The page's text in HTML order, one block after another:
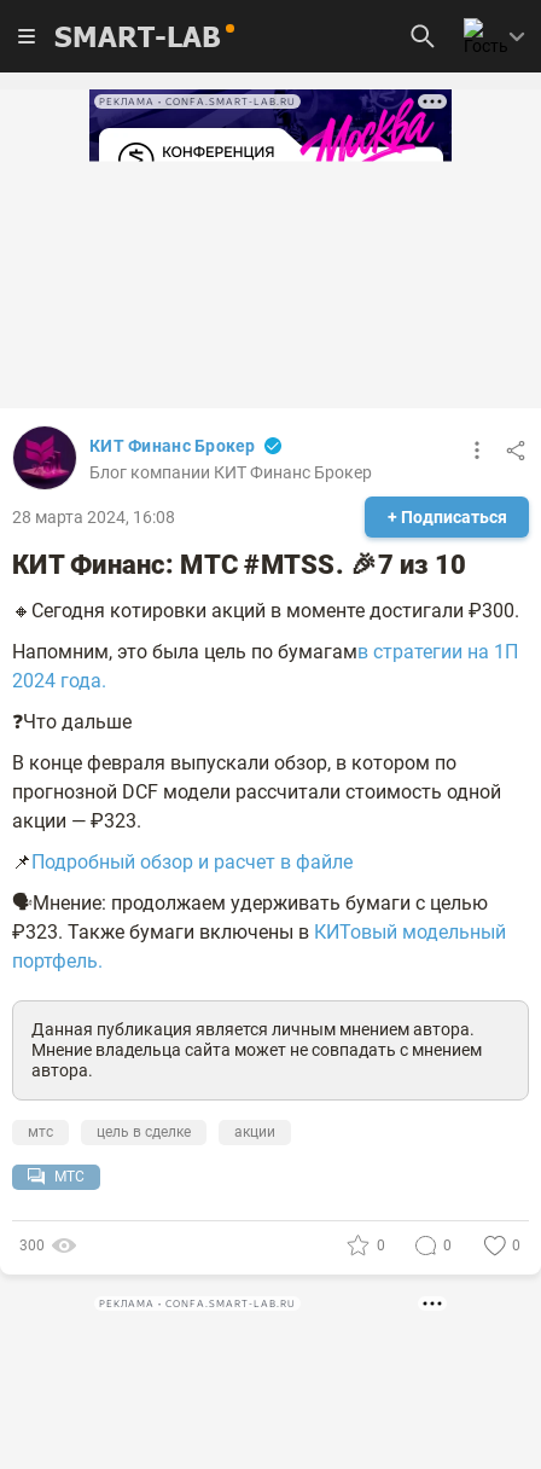
SMART-LAB
РЕКЛАМА • CONFA.SMART-LAB.RU
КИТ Финанс Брокер
Блог компании КИТ Финанс Брокер
28 марта 2024, 16:08 + Подписаться
КИТ Финанс: МТС #MTSS. 🎉7 из 10
🔸Сегодня котировки акций в моменте достигали ₽300.
Напомним, это была цель по бумагамв стратегии на 1П
2024 года.
❓Что дальше
В конце февраля выпускали обзор, в котором по
прогнозной DCF модели рассчитали стоимость одной
акции — ₽323.
📌Подробный обзор и расчет в файле
🗣Мнение: продолжаем удерживать бумаги с целью
₽323. Также бумаги включены в КИТовый модельный
портфель.
Данная публикация является личным мнением автора.
Мнение владельца сайта может не совпадать с мнением
автора.
мтс цель в сделке акции
МТС
300 0 0 0
РЕКЛАМА • CONFA.SMART-LAB.RU